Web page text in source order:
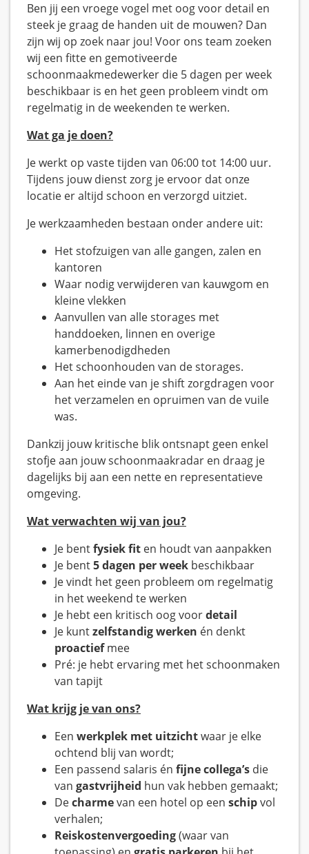
Ben jij een vroege vogel met oog voor detail en
steek je graag de handen uit de mouwen? Dan
zijn wij op zoek naar jou! Voor ons team zoeken
wij een fitte en gemotiveerde
schoonmaakmedewerker die 5 dagen per week
beschikbaar is en het geen probleem vindt om
regelmatig in de weekenden te werken.
Wat ga je doen?
Je werkt op vaste tijden van 06:00 tot 14:00 uur.
Tijdens jouw dienst zorg je ervoor dat onze
locatie er altijd schoon en verzorgd uitziet.
Je werkzaamheden bestaan onder andere uit:
Het stofzuigen van alle gangen, zalen en
kantoren
Waar nodig verwijderen van kauwgom en
kleine vlekken
Aanvullen van alle storages met
handdoeken, linnen en overige
kamerbenodigdheden
Het schoonhouden van de storages.
Aan het einde van je shift zorgdragen voor
het verzamelen en opruimen van de vuile
was.
Dankzij jouw kritische blik ontsnapt geen enkel
stofje aan jouw schoonmaakradar en draag je
dagelijks bij aan een nette en representatieve
omgeving.
Wat verwachten wij van jou?
Je bentfysiek fit en houdt van aanpakken
Je bent5 dagen per week beschikbaar
Je vindt het geen probleem om regelmatig
in het weekend te werken
Je hebt een kritisch oog voordetail
Je kuntzelfstandig werken én denkt
proactiefmee
Pré: je hebt ervaring met het schoonmaken
van tapijt
Wat krijg je van ons?
Een werkplek met uitzichtwaar je elke
ochtend blij van wordt;
Een passend salaris én fijne collega’s die
van gastvrijheid hun vak hebben gemaakt;
Decharmevan een hotel op een schipvol
verhalen;
Reiskostenvergoeding(waar van